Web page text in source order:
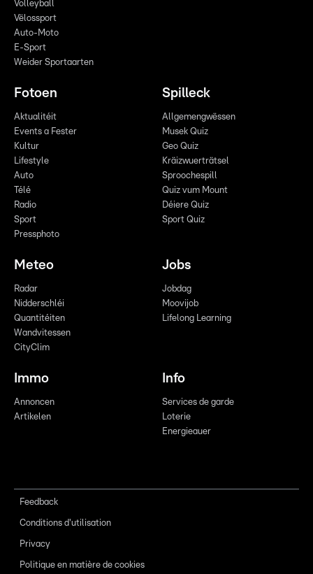
Volleyball
Vëlossport
Auto-Moto
E-Sport
Weider Sportaarten
Fotoen
Aktualitéit
Events a Fester
Kultur
Lifestyle
Auto
Télé
Radio
Sport
Pressphoto
Spilleck
Allgemengwëssen
Musek Quiz
Geo Quiz
Kräizwuerträtsel
Sproochespill
Quiz vum Mount
Déiere Quiz
Sport Quiz
Meteo
Radar
Nidderschléi
Quantitéiten
Wandvitessen
CityClim
Jobs
Jobdag
Moovijob
Lifelong Learning
Immo
Annoncen
Artikelen
Info
Services de garde
Loterie
Energieauer
Feedback
Conditions d'utilisation
Privacy
Politique en matière de cookies